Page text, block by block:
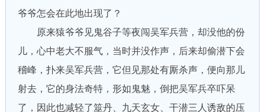
爷爷怎会在此地出现了？
原来猿爷爷见鬼谷子等夜闯吴军兵营，却没他的份
儿，心中老大不服气，当时并没作声，后来却偷潜下会
稽峰，扑来吴军兵营，它但见那处有厮杀声，便向那儿
射去，它的身法奇特，形如鬼魅，倒把吴军兵卒吓呆
了，因此也减轻了筮丹、九天玄女、干潜三人诱敌的压